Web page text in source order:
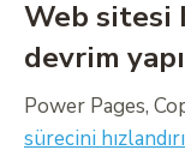
Web sitesi
devrim
Power Pages,
sürecini